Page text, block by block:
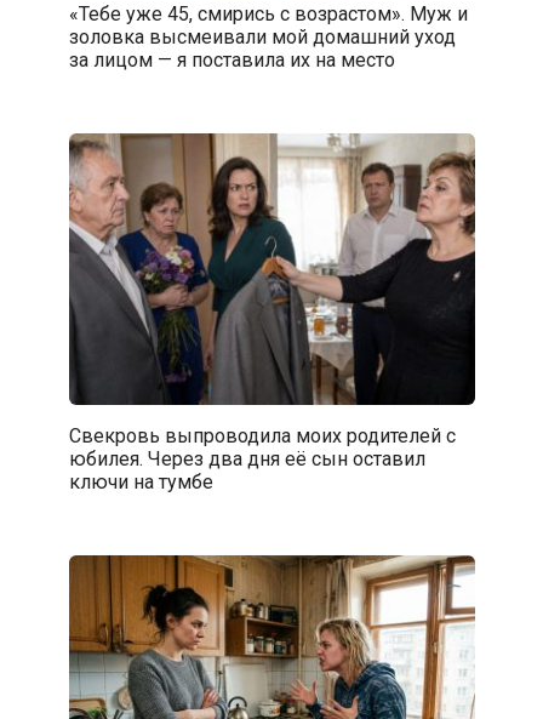
«Тебе уже 45, смирись с возрастом». Муж и
золовка высмеивали мой домашний уход
за лицом — я поставила их на место
Свекровь выпроводила моих родителей с
юбилея. Через два дня её сын оставил
ключи на тумбе